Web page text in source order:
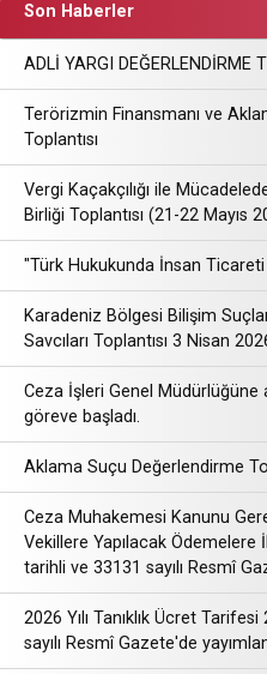
Son Haberler
ADLİ YARGI
Terörizmin Finansmanı ve
Toplantısı
Vergi Kaçakçılığı ile
Birliği Toplantısı (21-22 Mayıs
"Türk Hukukunda İnsan Ticareti
Karadeniz Bölgesi Bilişim
Savcıları Toplantısı 3 Nisan
Ceza İşleri Genel Müdürlüğüne
göreve başladı.
Aklama Suçu Değerlendirme
Ceza Muhakemesi Kanunu
Vekillere Yapılacak Ödemelere
tarihli ve 33131 sayılı Resmî
2026 Yılı Tanıklık Ücret
sayılı Resmî Gazete'de